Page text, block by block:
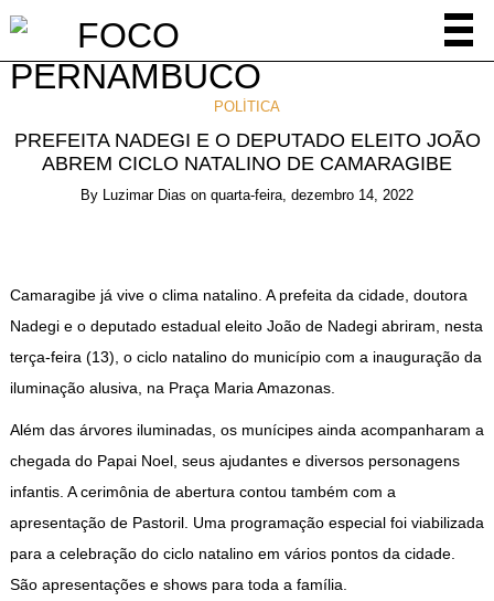
POLÍTICA
PREFEITA NADEGI E O DEPUTADO ELEITO JOÃO
ABREM CICLO NATALINO DE CAMARAGIBE
By Luzimar Dias on quarta-feira, dezembro 14, 2022
Camaragibe já vive o clima natalino. A prefeita da cidade, doutora
Nadegi e o deputado estadual eleito João de Nadegi abriram, nesta
terça-feira (13), o ciclo natalino do município com a inauguração da
iluminação alusiva, na Praça Maria Amazonas.
Além das árvores iluminadas, os munícipes ainda acompanharam a
chegada do Papai Noel, seus ajudantes e diversos personagens
infantis. A cerimônia de abertura contou também com a
apresentação de Pastoril. Uma programação especial foi viabilizada
para a celebração do ciclo natalino em vários pontos da cidade.
São apresentações e shows para toda a família.